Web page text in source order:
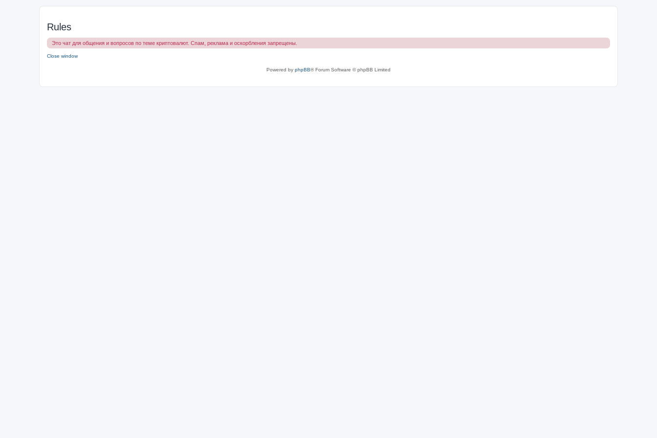
Rules
Это чат для общения и вопросов по теме криптовалют. Спам, реклама и оскорбления запрещены.
Close window
Powered by phpBB® Forum Software © phpBB Limited